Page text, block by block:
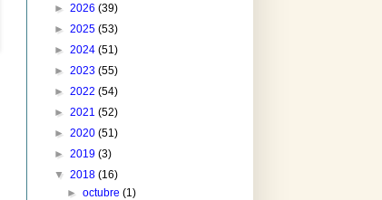
► 2026 (39)
► 2025 (53)
► 2024 (51)
► 2023 (55)
► 2022 (54)
► 2021 (52)
► 2020 (51)
► 2019 (3)
▼ 2018 (16)
►octubre(1)